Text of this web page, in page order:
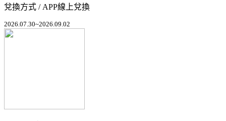
兌換方式 / APP線上兌換
2026.07.30~2026.09.02